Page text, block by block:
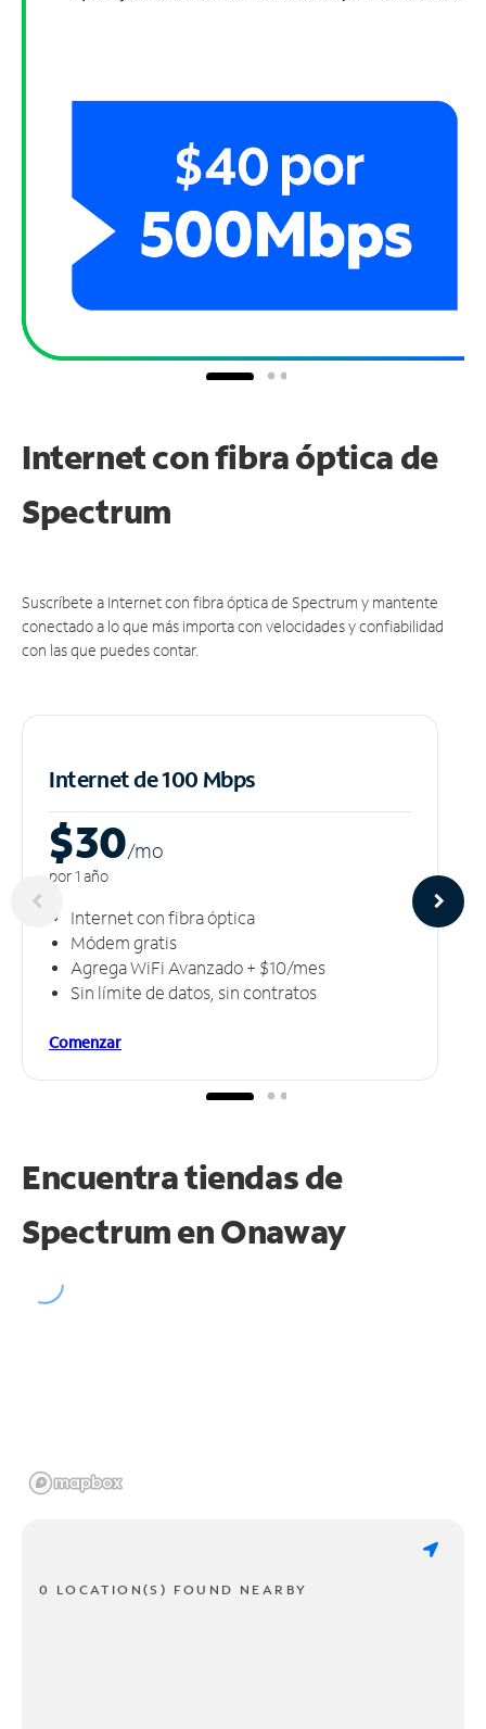
Internet con fibra óptica de
Spectrum
Suscríbete a Internet con fibra óptica de Spectrum y mantente
conectado a lo que más importa con velocidades y confiabilidad
con las que puedes contar.
Internet de 100 Mbps
$30/mo
por 1 año
Internet con fibra óptica
Módem gratis
Agrega WiFi Avanzado + $10/mes
Sin límite de datos, sin contratos
Comenzar
Encuentra tiendas de
Spectrum enOnaway
0 LOCATION(S) FOUND NEARBY